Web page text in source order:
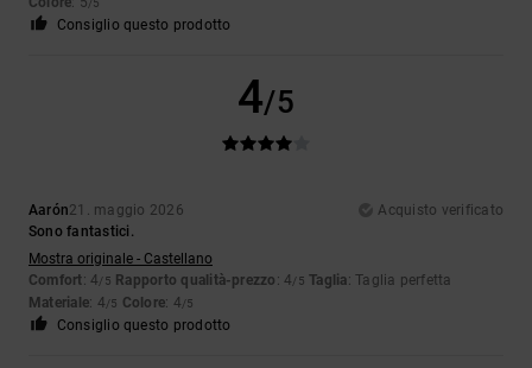
Consiglio questo prodotto
4/5
Aarón21. maggio 2026
Acquisto verificato
Sono fantastici.
Mostra originale - Castellano
Comfort: 4/5 Rapporto qualità-prezzo : 4/5 Taglia: Taglia perfetta
Materiale: 4/5 Colore: 4/5
Consiglio questo prodotto